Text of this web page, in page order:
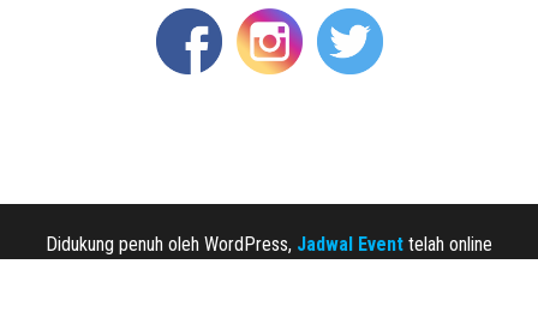
Didukung penuh oleh WordPress, Jadwal Event telah online